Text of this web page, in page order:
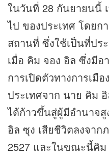
ในวันที่ 28 กันยายนนี้
ไป ของประเทศ โดย
สถานที่ ซึ่งใช้เป็นที่ปร
เมื่อ คิม จอง อิล ซึ่งมี
การเปิดตัวทางการเมื
ประเทศจาก นาย คิม
ได้ก้าวขึ้นสู่ผู้มีอำนาจ
อิล ซุง เสียชีวิตลงจาก
2527 และในขณะนี้คิม